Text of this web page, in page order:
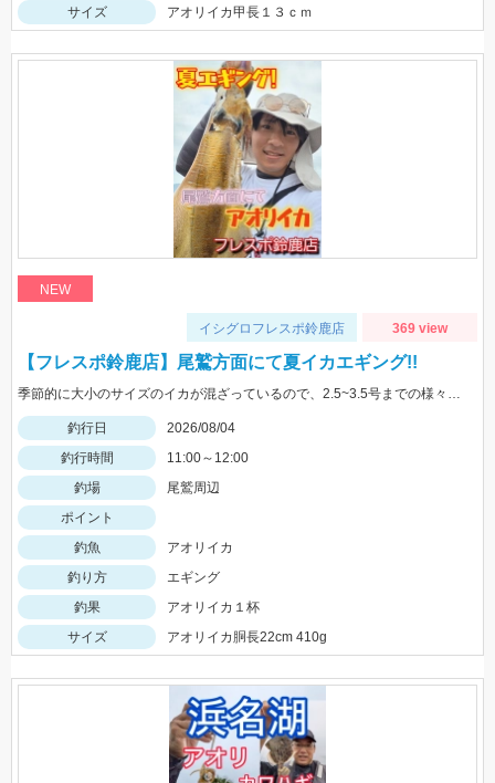
サイズ
アオリイカ甲長１３ｃｍ
NEW
イシグロフレスポ鈴鹿店 369 view
【フレスポ鈴鹿店】尾鷲方面にて夏イカエギング!!
釣行日
2026/08/04
釣行時間
11:00～12:00
釣場
尾鷲周辺
ポイント
釣魚
アオリイカ
釣り方
エギング
釣果
アオリイカ１杯
サイズ
アオリイカ胴長22cm 410g